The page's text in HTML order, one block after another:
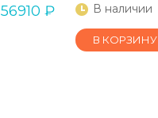
56910 ₽ В наличии
В КОРЗИНУ